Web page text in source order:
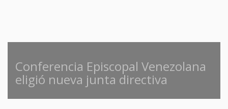
Conferencia Episcopal Venezolana
eligió nueva junta directiva